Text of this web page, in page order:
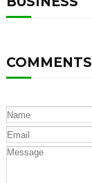
COMMENTS